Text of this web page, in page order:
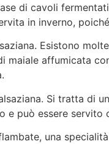
di cavoli
in inverno,
Esistono
maiale affumicata
Si tratta di
e può essere servito
una